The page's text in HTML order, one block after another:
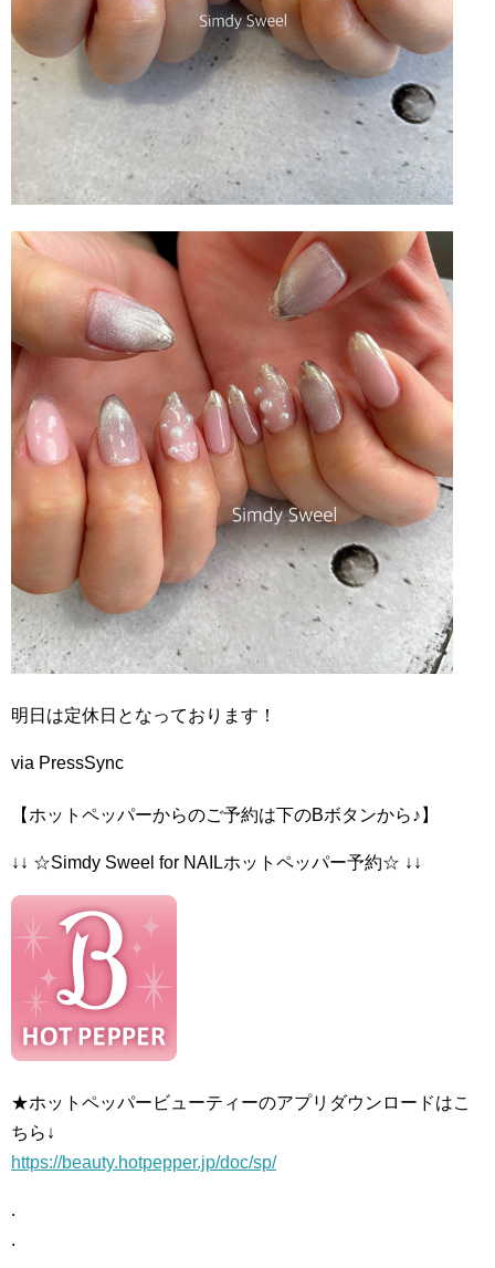
明日は定休日となっております！
via PressSync
【ホットペッパーからのご予約は下のBボタンから♪】
↓↓ ☆Simdy Sweel for NAILホットペッパー予約☆ ↓↓
★ホットペッパービューティーのアプリダウンロードはこ
ちら↓
https://beauty.hotpepper.jp/doc/sp/
.
.